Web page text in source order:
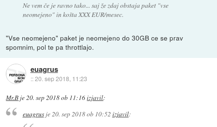
Ne vem če je ravno tako... saj že zdaj obstaja paket "vse
neomejeno" in košta XXX EUR/mesec.
"Vse neomejeno" paket je neomejeno do 30GB ce se prav
spomnim, pol te pa throttlajo.
euagrus
::20. sep 2018, 11:23
Mr.B je20. sep 2018 ob 11:16izjavil:
euagrusje20. sep 2018 ob 10:52 izjavil: